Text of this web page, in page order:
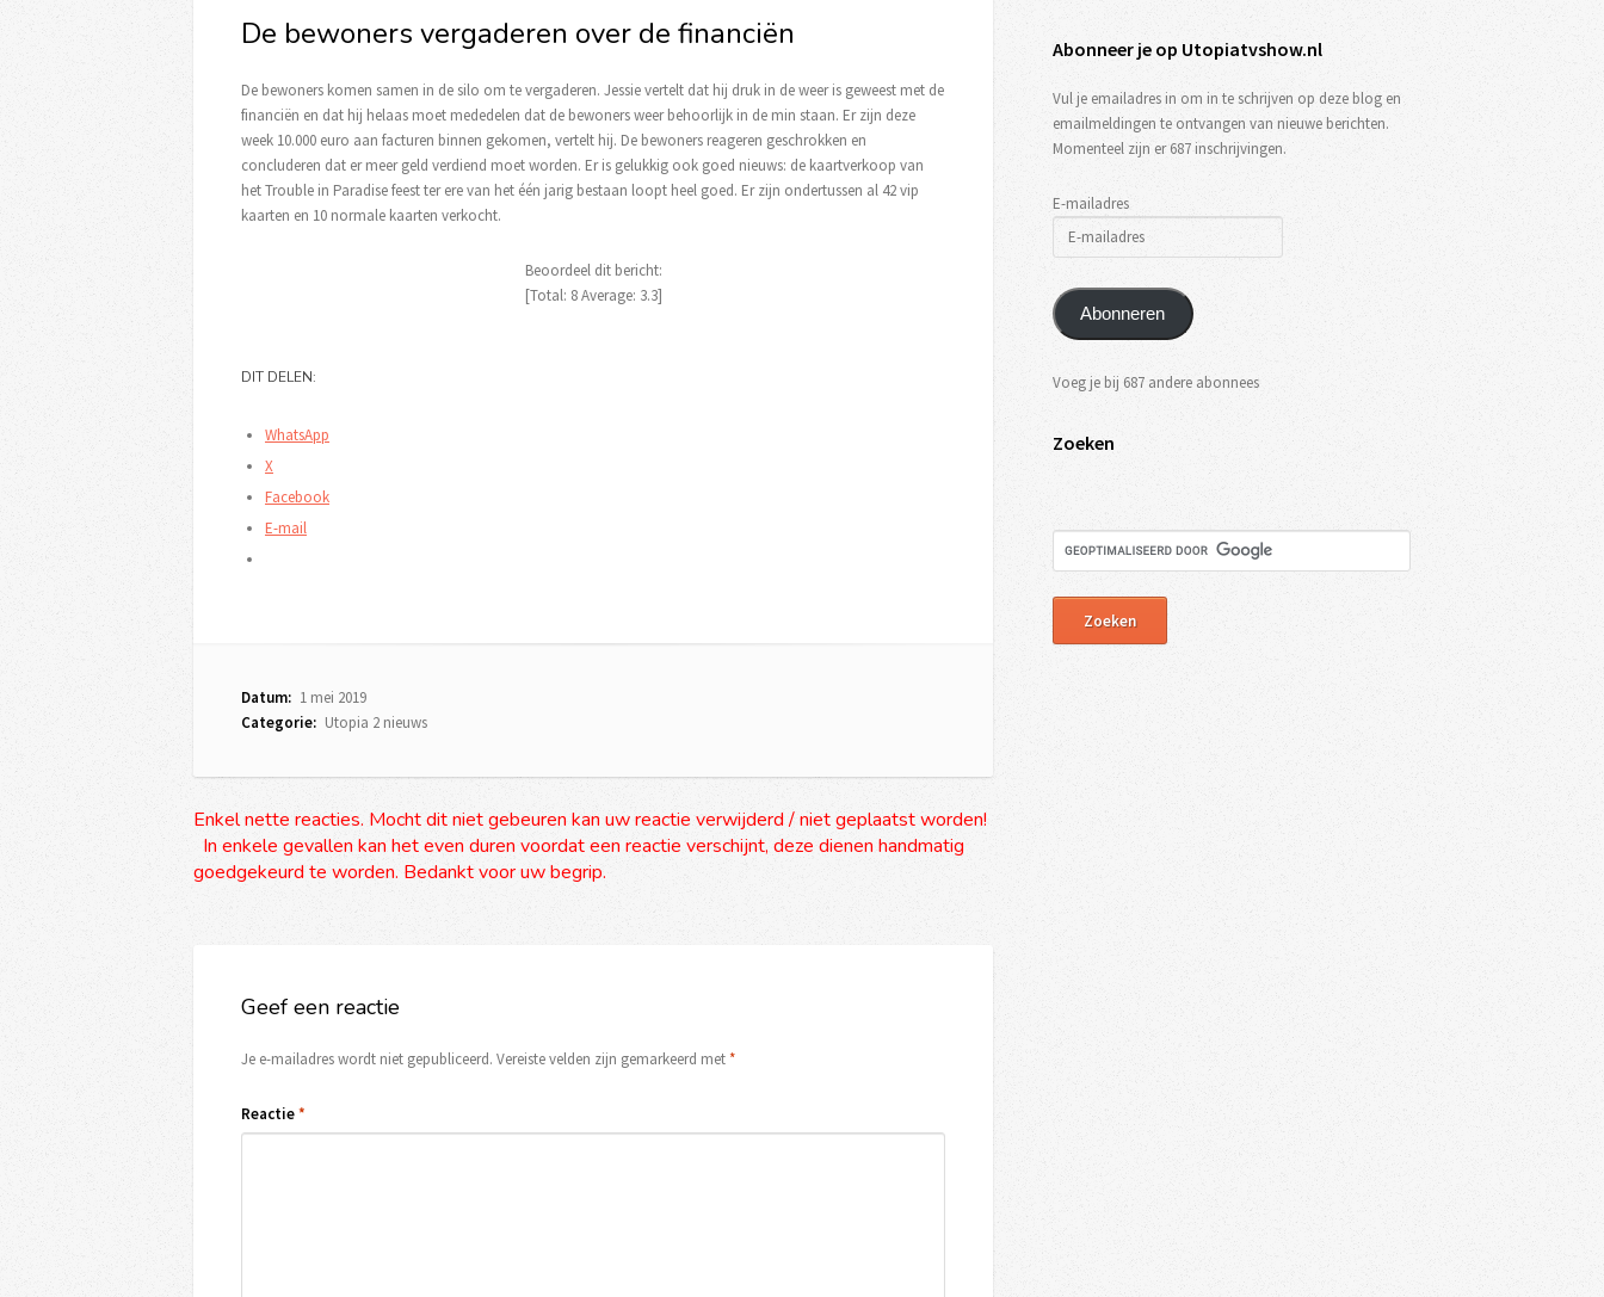
De bewoners vergaderen over de financiën
De bewoners komen samen in de silo om te vergaderen. Jessie vertelt dat hij druk in de weer is geweest met de
financiën en dat hij helaas moet mededelen dat de bewoners weer behoorlijk in de min staan. Er zijn deze
week 10.000 euro aan facturen binnen gekomen, vertelt hij. De bewoners reageren geschrokken en
concluderen dat er meer geld verdiend moet worden. Er is gelukkig ook goed nieuws: de kaartverkoop van
het Trouble in Paradise feest ter ere van het één jarig bestaan loopt heel goed. Er zijn ondertussen al 42 vip
kaarten en 10 normale kaarten verkocht.
Beoordeel dit bericht:
[Total: 8Average: 3.3]
DIT DELEN:
WhatsApp
X
Facebook
E-mail
Datum: 1 mei 2019
Categorie: Utopia 2 nieuws
Enkel nette reacties. Mocht dit niet gebeuren kan uw reactie verwijderd / niet geplaatst worden!
In enkele gevallen kan het even duren voordat een reactie verschijnt, deze dienen handmatig
goedgekeurd te worden. Bedankt voor uw begrip.
Geef een reactie
Je e-mailadres wordt niet gepubliceerd. Vereiste velden zijn gemarkeerd met*
Reactie*
Abonneer je op Utopiatvshow.nl
Vul je emailadres in om in te schrijven op deze blog en
emailmeldingen te ontvangen van nieuwe berichten.
Momenteel zijn er 687 inschrijvingen.
E-mailadres
Abonneren
Voeg je bij 687 andere abonnees
Zoeken